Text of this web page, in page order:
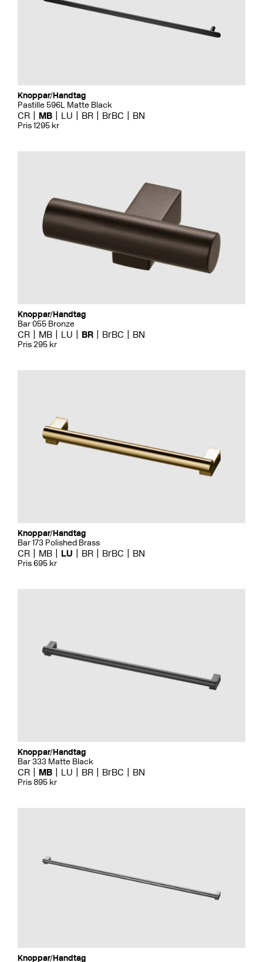
Knoppar/Handtag
Pastille 596L Matte Black
CR MB LU BR BrBC BN
Pris 1295 kr
Knoppar/Handtag
Bar 055 Bronze
CR MB LU BR BrBC BN
Pris 295 kr
Knoppar/Handtag
Bar 173 Polished Brass
CR MB LU BR BrBC BN
Pris 695 kr
Knoppar/Handtag
Bar 333 Matte Black
CR MB LU BR BrBC BN
Pris 895 kr
Knoppar/Handtag